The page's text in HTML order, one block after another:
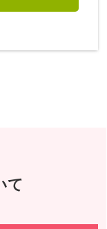
て